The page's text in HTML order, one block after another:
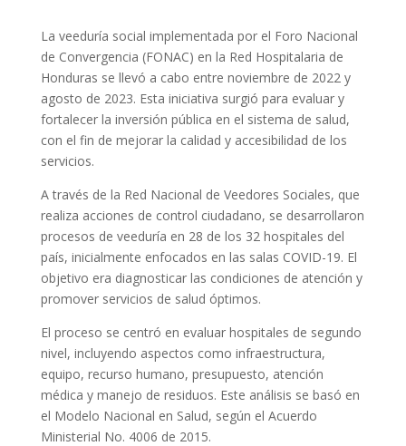
La veeduría social implementada por el Foro Nacional
de Convergencia (FONAC) en la Red Hospitalaria de
Honduras se llevó a cabo entre noviembre de 2022 y
agosto de 2023. Esta iniciativa surgió para evaluar y
fortalecer la inversión pública en el sistema de salud,
con el fin de mejorar la calidad y accesibilidad de los
servicios.
A través de la Red Nacional de Veedores Sociales, que
realiza acciones de control ciudadano, se desarrollaron
procesos de veeduría en 28 de los 32 hospitales del
país, inicialmente enfocados en las salas COVID-19. El
objetivo era diagnosticar las condiciones de atención y
promover servicios de salud óptimos.
El proceso se centró en evaluar hospitales de segundo
nivel, incluyendo aspectos como infraestructura,
equipo, recurso humano, presupuesto, atención
médica y manejo de residuos. Este análisis se basó en
el Modelo Nacional en Salud, según el Acuerdo
Ministerial No. 4006 de 2015.